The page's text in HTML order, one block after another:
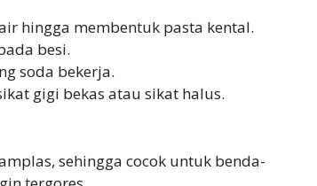
hingga membentuk pasta kental.
besi.
soda bekerja.
gigi bekas atau sikat halus.
sehingga cocok untuk benda-